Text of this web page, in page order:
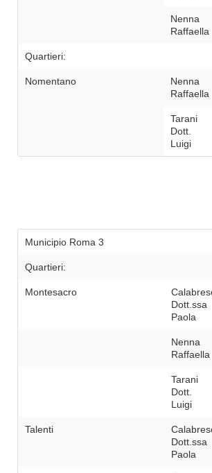
Nenna
Raffaella
Quartieri:
Nomentano
Nenna
Raffaella
Tarani
Dott.
Luigi
Municipio Roma 3
Quartieri:
Montesacro
Dott.ssa
Paola
Nenna
Raffaella
Tarani
Dott.
Luigi
Talenti
Dott.ssa
Paola